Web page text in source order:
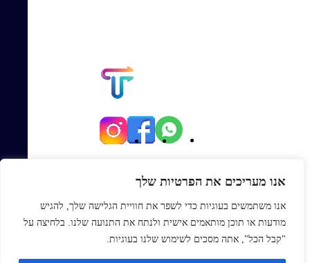
אנו מעריכים את הפרטיות שלך
אנו משתמשים בעוגיות כדי לשפר את חוויית הגלישה שלך, להגיש
מודעות או תוכן מותאמים אישית ולנתח את התנועה שלנו. בלחיצה על
"קבל הכל", אתה מסכים לשימוש שלנו בעוגיות.
Office@topmexp.co.il
0723941168